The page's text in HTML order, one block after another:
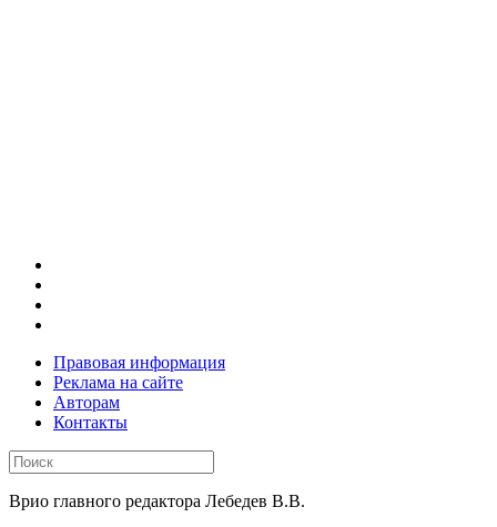
Правовая информация
Реклама на сайте
Авторам
Контакты
Врио главного редактора Лебедев В.В.